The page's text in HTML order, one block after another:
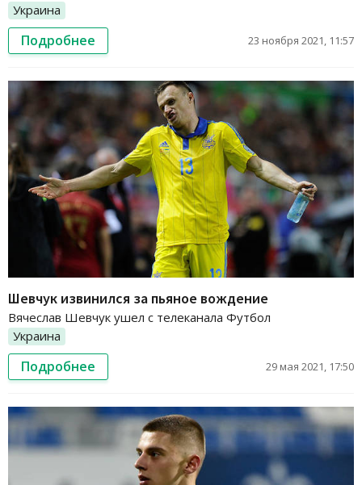
Украина
Подробнее 23 ноября 2021, 11:57
Шевчук извинился за пьяное вождение
Вячеслав Шевчук ушел с телеканала Футбол
Украина
Подробнее 29 мая 2021, 17:50